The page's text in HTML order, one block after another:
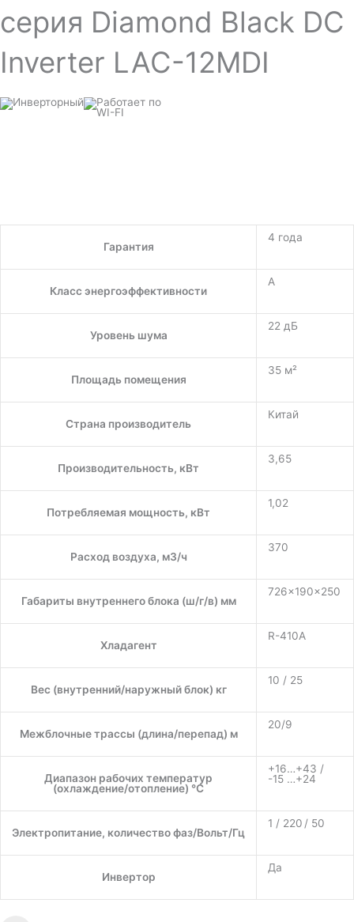
серия Diamond Black DC
Inverter LAC-12MDI
Гарантия
4 года
Класс энергоэффективности
A
Уровень шума
22 дБ
Площадь помещения
35 м²
Страна производитель
Китай
Производительность, кВт
3,65
Потребляемая мощность, кВт
1,02
Расход воздуха, м3/ч
370
Габариты внутреннего блока (ш/г/в) мм
726x190x250
Хладагент
R-410A
Вес (внутренний/наружный блок) кг
10 / 25
Межблочные трассы (длина/перепад) м
20/9
Диапазон рабочих температур
(охлаждение/отопление) °C
+16…+43 /
-15 …+24
Электропитание, количество фаз/Вольт/Гц
1 / 220 / 50
Инвертор
Да